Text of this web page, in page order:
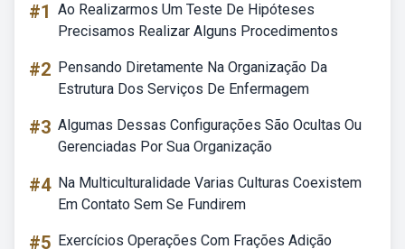
#1 Ao Realizarmos Um Teste De Hipóteses
Precisamos Realizar Alguns Procedimentos
#2 Pensando Diretamente Na Organização Da
Estrutura Dos Serviços De Enfermagem
#3 Algumas Dessas Configurações São Ocultas Ou
Gerenciadas Por Sua Organização
#4 Na Multiculturalidade Varias Culturas Coexistem
Em Contato Sem Se Fundirem
#5 Exercícios Operações Com Frações Adição